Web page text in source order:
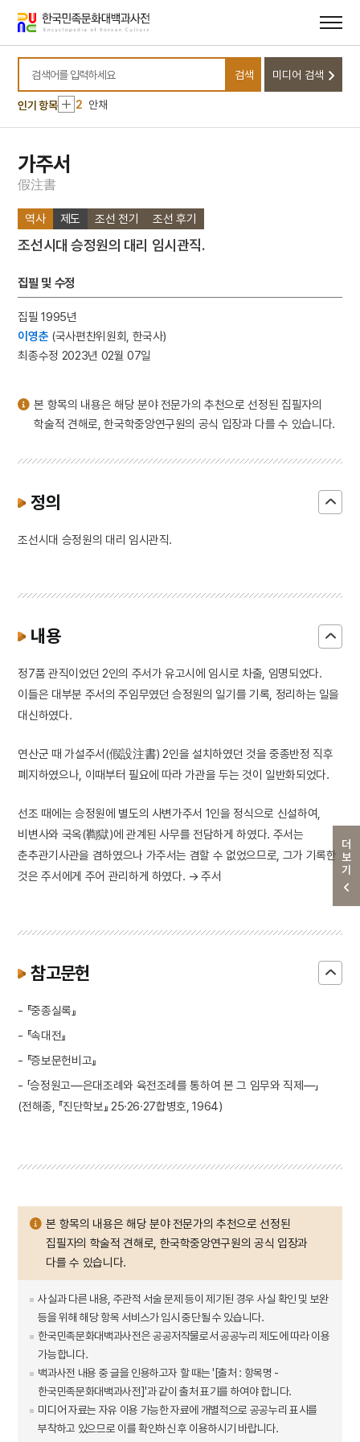
바로가기
바로가기
검색어를 입력하세요
검색 미디어 검색
인기 항목
10 전우치전
1 금성대군
2 안채
3 심동신 금관조복
7
부일영화상
8 세월호 참사
10 전우치전
1
5 홍경래의 난
7
부일영화상
10 전우치전
더보기
가주서
假注書
역사 제도 조선 전기 조선 후기
조선시대 승정원의 대리 임시관직.
집필 및 수정
집필 1995년
이영춘 (국사편찬위원회, 한국사)
최종수정 2023년 02월 07일
본 항목의 내용은 해당 분야 전문가의 추천으로 선정된 집필자의
학술적 견해로, 한국학중앙연구원의 공식 입장과 다를 수 있습니다.
정의
조선시대 승정원의 대리 임시관직.
내용
정7품 관직이었던 2인의 주서가 유고시에 임시로 차출, 임명되었다.
이들은 대부분 주서의 주임무였던 승정원의 일기를 기록, 정리하는 일을
대신하였다.
연산군 때 가설주서(假設注書) 2인을 설치하였던 것을 중종반정 직후
폐지하였으나, 이때부터 필요에 따라 가관을 두는 것이 일반화되었다.
선조 때에는 승정원에 별도의 사변가주서 1인을 정식으로 신설하여,
비변사와 국옥(鞫獄)에 관계된 사무를 전담하게 하였다. 주서는
춘추관기사관을 겸하였으나 가주서는 겸할 수 없었으므로, 그가 기록한
것은 주서에게 주어 관리하게 하였다. → 주서
참고문헌
- 『중종실록』
- 『속대전』
- 『증보문헌비고』
- 「승정원고―은대조례와 육전조례를 통하여 본 그 임무와 직제―」
(전해종, 『진단학보』 25·26·27합병호, 1964)
본 항목의 내용은 해당 분야 전문가의 추천으로 선정된
집필자의 학술적 견해로, 한국학중앙연구원의 공식 입장과
다를 수 있습니다.
사실과 다른 내용, 주관적 서술 문제 등이 제기된 경우 사실 확인 및 보완
등을 위해 해당 항목 서비스가 임시 중단될 수 있습니다.
한국민족문화대백과사전은 공공저작물로서 공공누리 제도에 따라 이용
가능합니다.
백과사전 내용 중 글을 인용하고자 할 때는 '[출처 : 항목명 -
한국민족문화대백과사전]'과 같이 출처 표기를 하여야 합니다.
미디어 자료는 자유 이용 가능한 자료에 개별적으로 공공누리 표시를
부착하고 있으므로 이를 확인하신 후 이용하시기 바랍니다.